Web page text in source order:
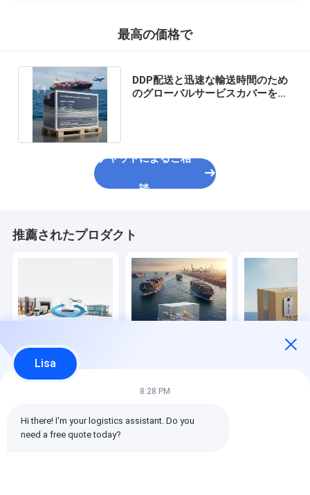
最高の価格で
DDP配送と迅速な輸送時間のため
のグローバルサービスカバーを持
チャットによるご相
談
推薦されたプロダクト
工場の倉庫から海外の
目的地まで
ベストプライス ベストプライス
Lisa
8:28 PM
Hi there! I'm your logistics assistant. Do you
need a free quote today?